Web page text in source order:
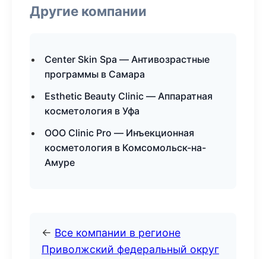
Другие компании
Center Skin Spa — Антивозрастные
программы в Самара
Esthetic Beauty Clinic — Аппаратная
косметология в Уфа
ООО Clinic Pro — Инъекционная
косметология в Комсомольск-на-
Амуре
← Все компании в регионе
Приволжский федеральный округ